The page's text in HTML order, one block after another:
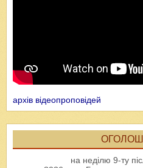
архів відеопроповідей
на неділю 9-ту